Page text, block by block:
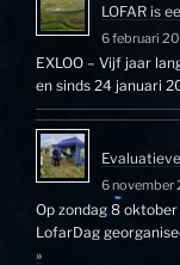
LOFAR is
6 februari
EXLOO – Vijf jaar
en sinds 24 januari
6 november
Op zondag 8
LofarDag
»